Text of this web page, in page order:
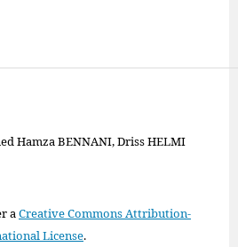
Hamza BENNANI, Driss HELMI
aCreative Commons Attribution-
License.